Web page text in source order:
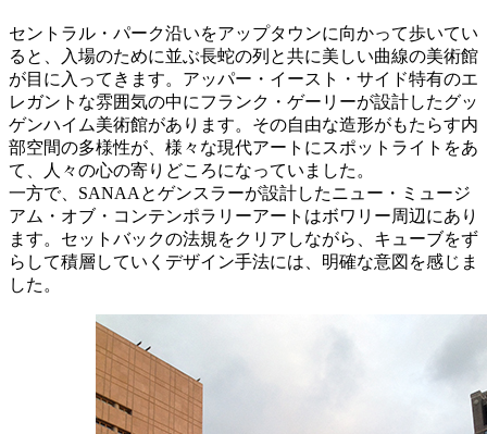
セントラル・パーク沿いをアップタウンに向かって歩いてい
ると、入場のために並ぶ長蛇の列と共に美しい曲線の美術館
が目に入ってきます。アッパー・イースト・サイド特有のエ
レガントな雰囲気の中にフランク・ゲーリーが設計したグッ
ゲンハイム美術館があります。その自由な造形がもたらす内
部空間の多様性が、様々な現代アートにスポットライトをあ
て、人々の心の寄りどころになっていました。
一方で、SANAAとゲンスラーが設計したニュー・ミュージ
アム・オブ・コンテンポラリーアートはボワリー周辺にあり
ます。セットバックの法規をクリアしながら、キューブをず
らして積層していくデザイン手法には、明確な意図を感じま
した。